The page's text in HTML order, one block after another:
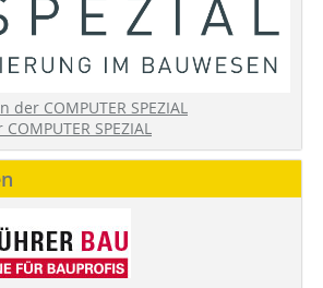
COMPUTER SPEZIAL
SPEZIAL